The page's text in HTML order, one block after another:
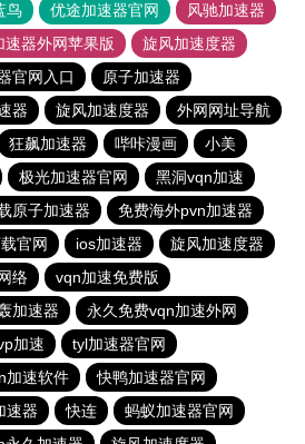
鸟 优途加速器官网
风驰加速器
速器外网苹果版
旋风加速度器
官网入口
原子加速器
器 旋风加速度器
外网网址导航
狂飙加速器 哔咔漫画
小美
极光加速器官网
黑洞vqn加速
原子加速器
免费海外pvn加速器
官网
ios加速器
旋风加速度器
络
vqn加速免费版
加速器
永久免费vqn加速外网
加速
tyl加速器官网
加速软件
快鸭加速器官网
速器 快连
蚂蚁加速器官网